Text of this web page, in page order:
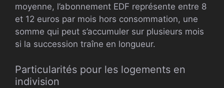
moyenne, l’abonnement EDF représente entre 8
et 12 euros par mois hors consommation, une
somme qui peut s’accumuler sur plusieurs mois
si la succession traîne en longueur.
Particularités pour les logements en
indivision